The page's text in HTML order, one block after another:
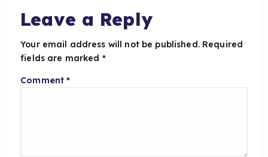
o
k
p
Leave a Reply
Your email address will not be published. Required
fields are marked *
Comment*